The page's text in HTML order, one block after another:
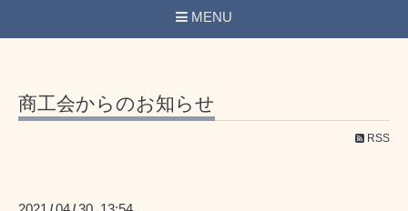
MENU
商工会からのお知らせ
RSS
/ /